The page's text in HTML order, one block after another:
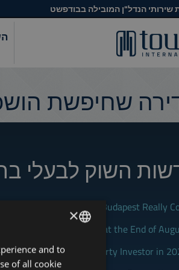
שירותי הנדל"ן המובילה בבודפשט
שחיפשת
השוק לבעלי
What Does Renting in Budapest Really
Rental in Budapest at the End of
Fits Which Property Investor in
ENGLISH
HUNGARIAN
×
and to
of all cookie